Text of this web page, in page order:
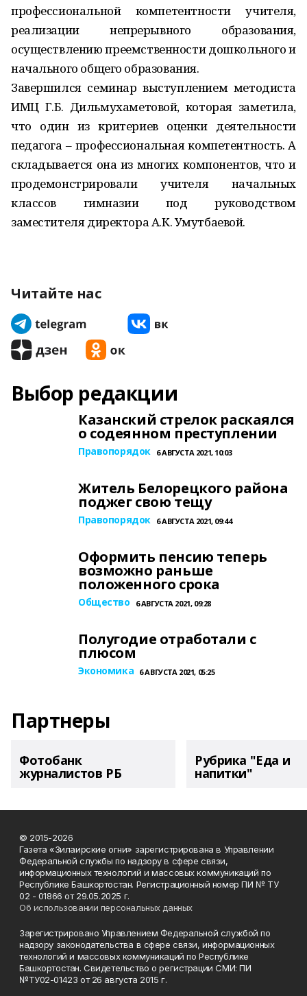
профессиональной компетентности учителя,
реализации непрерывного образования,
осуществлению преемственности дошкольного и
начального общего образования.
Завершился семинар выступлением методиста
ИМЦ Г.Б. Дильмухаметовой, которая заметила,
что один из критериев оценки деятельности
педагога – профессиональная компетентность. А
складывается она из многих компонентов, что и
продемонстрировали учителя начальных
классов гимназии под руководством
заместителя директора А.К. Умутбаевой.
Читайте нас
Выбор редакции
Казанский стрелок раскаялся
о содеянном преступлении
Правопорядок 6 АВГУСТА 2021, 10:03
Житель Белорецкого района
поджег свою тещу
Правопорядок 6 АВГУСТА 2021, 09:44
Оформить пенсию теперь
возможно раньше
положенного срока
Общество 6 АВГУСТА 2021, 09:28
Полугодие отработали с
плюсом
Экономика 6 АВГУСТА 2021, 05:25
Партнеры
Фотобанк
журналистов РБ
Рубрика "Еда и
напитки"
© 2015-2026
Газета «Зилаирские огни» зарегистрирована в Управлении
Федеральной службы по надзору в сфере связи,
информационных технологий и массовых коммуникаций по
Республике Башкортостан. Регистрационный номер ПИ № ТУ
02 - 01866 от 29.05.2025 г.
Об использовании персональных данных
Зарегистрировано Управлением Федеральной службой по
надзору законодательства в сфере связи, информационных
технологий и массовых коммуникаций по Республике
Башкортостан. Свидетельство о регистрации СМИ: ПИ
№ТУ02-01423 от 26 августа 2015 г.